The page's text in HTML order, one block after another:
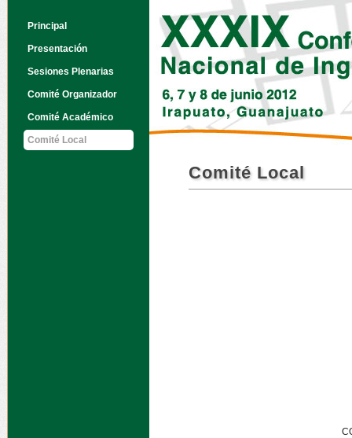
Principal
Presentación
Sesiones Plenarias
Comité Organizador
Comité Académico
Comité Local
Comité Local